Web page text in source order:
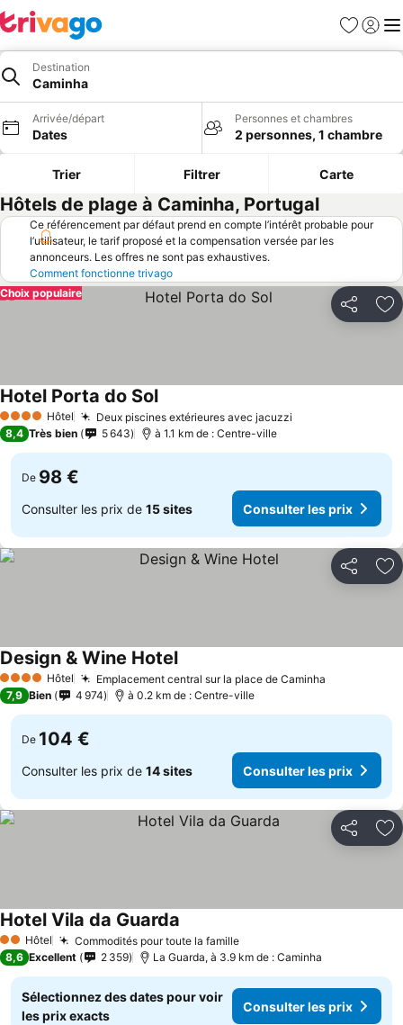
Favoris
Se
Destination
Caminha
Arrivée/départ
Dates
Personnes et chambres
2 personnes, 1 chambre
Trier Filtrer Carte
Hôtels de plage à Caminha, Portugal
Ce référencement par défaut prend en compte l’intérêt probable pour
l’utilisateur, le tarif proposé et la compensation versée par les
annonceurs. Les offres ne sont pas exhaustives.
Comment fonctionne trivago
Partager
Choix populaire
4 Étoiles Hôtel Deux piscines extérieures avec jacuzzi
Hotel Porta do SolConsulter les prix
8,4 Très bien 5 643 à 1.1 km de : Centre-ville
De 98 €
Consulter les prix de 15 sites Consulter les prix
Partager
4 Étoiles Hôtel Emplacement central sur la place de Caminha
Design & Wine HotelConsulter les prix
7,9 Bien 4 974 à 0.2 km de : Centre-ville
De 104 €
Consulter les prix de 14 sites Consulter les prix
Partager
2 Étoiles
Hôtel Commodités pour toute la familleConsulter les prix
Hotel Vila da Guarda
8,6 Excellent 2 359 La Guarda, à 3.9 km de : Caminha
Sélectionnez des dates pour voir
les prix exacts
Consulter les prix